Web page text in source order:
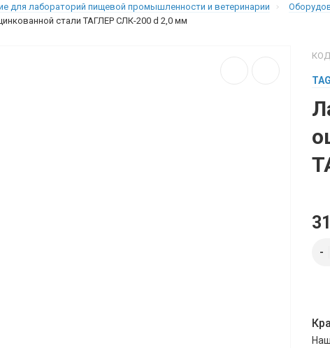
для лабораторий пищевой промышленности и ветеринарии
стали ТАГЛЕР СЛК-200 d 2,0 мм